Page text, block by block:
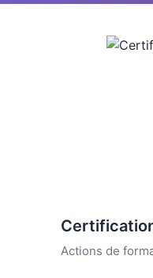
Actions de